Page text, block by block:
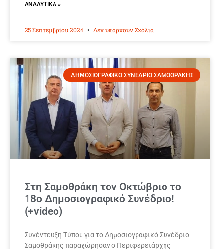
ΑΝΑΛΥΤΙΚΆ »
25 Σεπτεμβρίου 2024 Δεν υπάρχουν Σχόλια
ΔΗΜΟΣΙΟΓΡΑΦΙΚΟ ΣΥΝΕΔΡΙΟ ΣΑΜΟΘΡΑΚΗΣ
Στη Σαμοθράκη τον Οκτώβριο το
18ο Δημοσιογραφικό Συνέδριο!
(+video)
Συνέντευξη Τύπου για το Δημοσιογραφικό Συνέδριο
Σαμοθράκης παραχώρησαν ο Περιφερειάρχης